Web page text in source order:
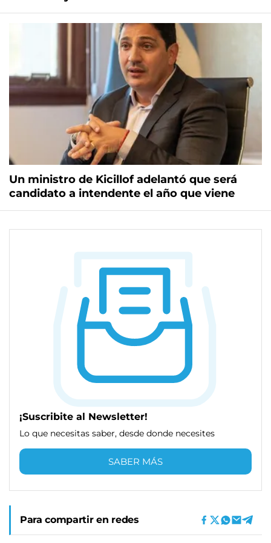
Un ministro de Kicillof adelantó que será
candidato a intendente el año que viene
¡Suscribite al Newsletter!
Lo que necesitas saber, desde donde necesites
SABER MÁS
Para compartir en redes